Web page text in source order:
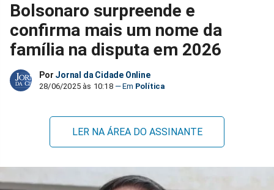
no
Facebook
no
Whatsapp
no
Twitter
no
Messenger
no
Telegram
Bolsonaro surpreende e
confirma mais um nome da
família na disputa em 2026
Por Jornal da Cidade Online
28/06/2025 às 10:18 Política
LER NA ÁREA DO ASSINANTE